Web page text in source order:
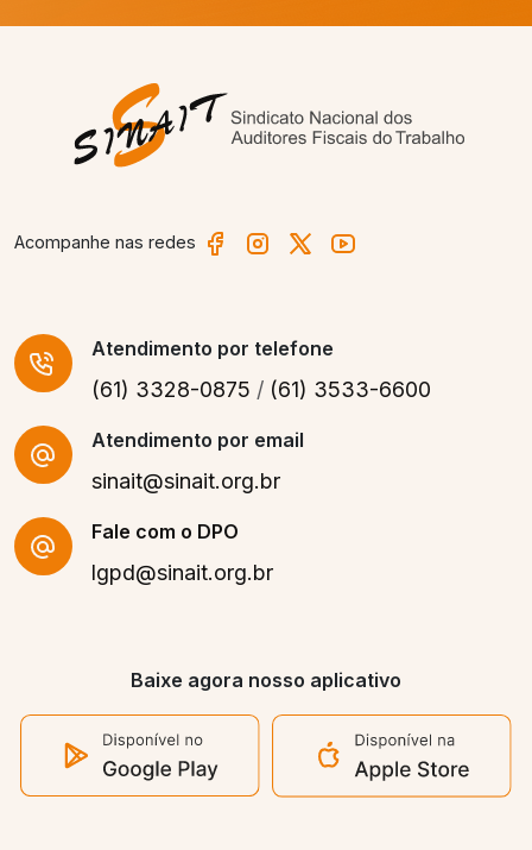
Acompanhe nas redes
Atendimento por telefone
(61) 3328-0875 / (61) 3533-6600
Atendimento por email
sinait@sinait.org.br
Fale com o DPO
lgpd@sinait.org.br
Baixe agora nosso aplicativo